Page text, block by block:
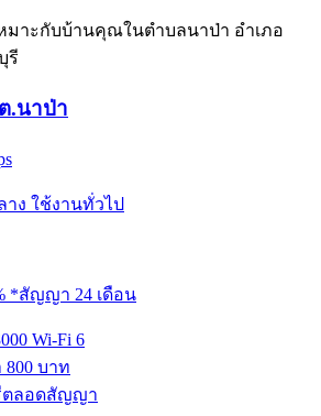
หมาะกับบ้านคุณในตำบลนาป่า อำเภอ
รี
.นาป่า
าง ใช้งานทั่วไป
*สัญญา 24 เดือน
Wi-Fi 6
800 บาท
ลอดสัญญา